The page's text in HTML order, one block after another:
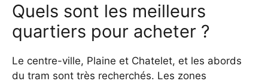
Quels sont les meilleurs
quartiers pour acheter ?
Le centre-ville, Plaine et Chatelet, et les abords
du tram sont très recherchés. Les zones